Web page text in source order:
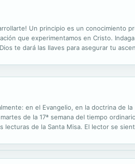
Un principio es un conocimiento
que experimentamos en Cristo.
te dará las llaves para asegurar tu
en el Evangelio, en la doctrina de
de la 17ª semana del tiempo
de la Santa Misa. El lector se